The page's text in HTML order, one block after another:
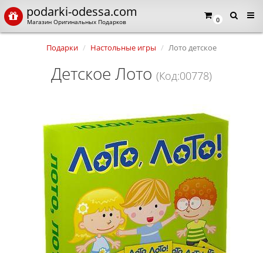
0
podarki-odessa.com
Магазин Оригинальных Подарков
Подарки Настольные игры Лото детское
Детское Лото (Код:00778)